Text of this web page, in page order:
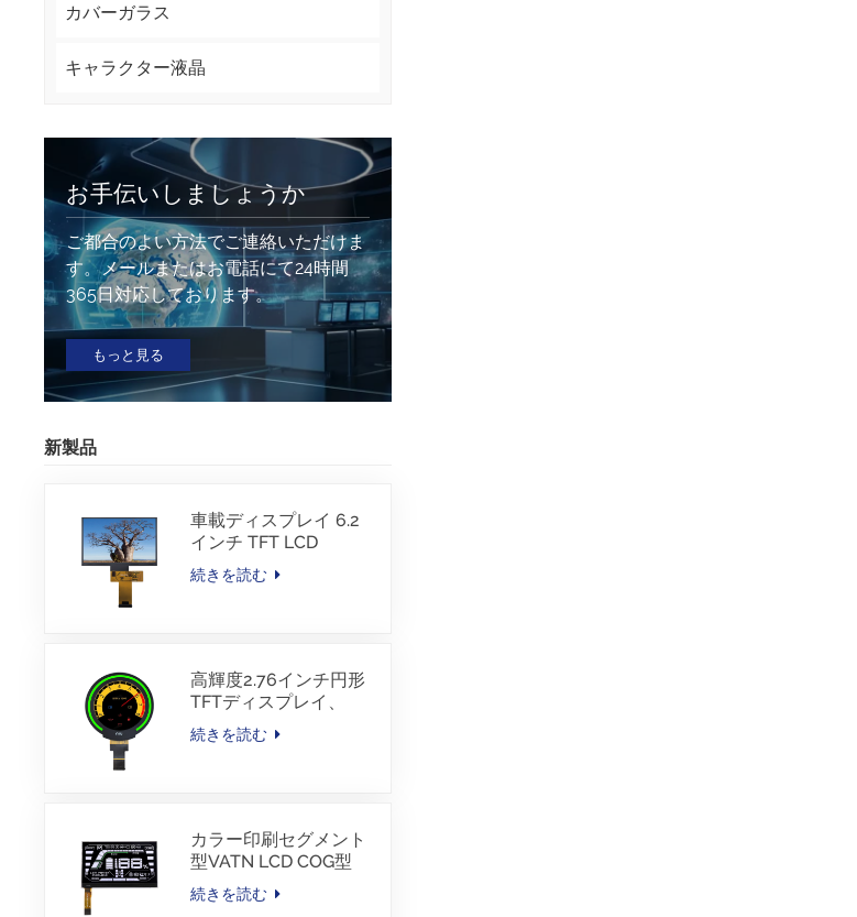
カバーガラス
キャラクター液晶
お手伝いしましょうか
ご都合のよい方法でご連絡いただけま
す。メールまたはお電話にて24時間
365日対応しております。
もっと見る
新製品
車載ディスプレイ 6.2
インチ TFT LCD
1024*600 IPS TFTイン
ターフェース ドライバ
続きを読む
高輝度2.76インチ円形
TFTディスプレイ、
480×480解像度、
1000nits、MIPIインタ
続きを読む
カラー印刷セグメント
型VATN LCD COG型
LCD、IICインターフェ
ース付き、電動自転車
続きを読む